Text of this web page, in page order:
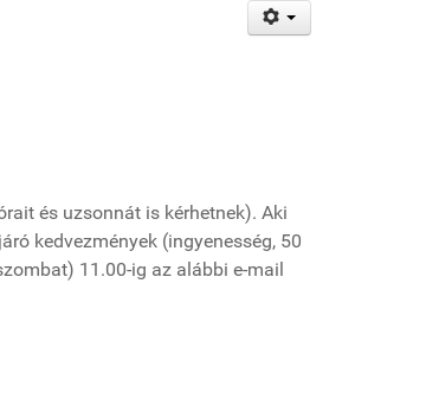
és uzsonnát is kérhetnek). Aki
kedvezmények (ingyenesség, 50
11.00-ig az alábbi e-mail